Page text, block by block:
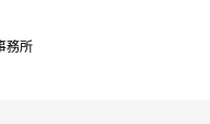
務所